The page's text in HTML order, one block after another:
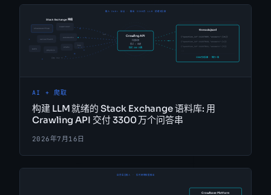
AI + 爬取
构建 LLM 就绪的 Stack Exchange 语料库: 用
Crawling API 交付 3300 万个问答串
2026年7月16日